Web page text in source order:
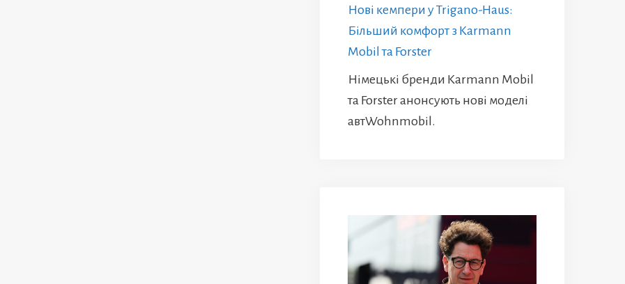
Нові кемпери у Trigano-Haus:
Більший комфорт з Karmann
Mobil та Forster
Німецькі бренди Karmann Mobil
та Forster анонсують нові моделі
автWohnmobil.